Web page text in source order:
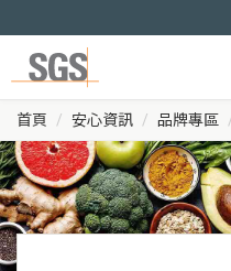
首頁 安心資訊 品牌專區